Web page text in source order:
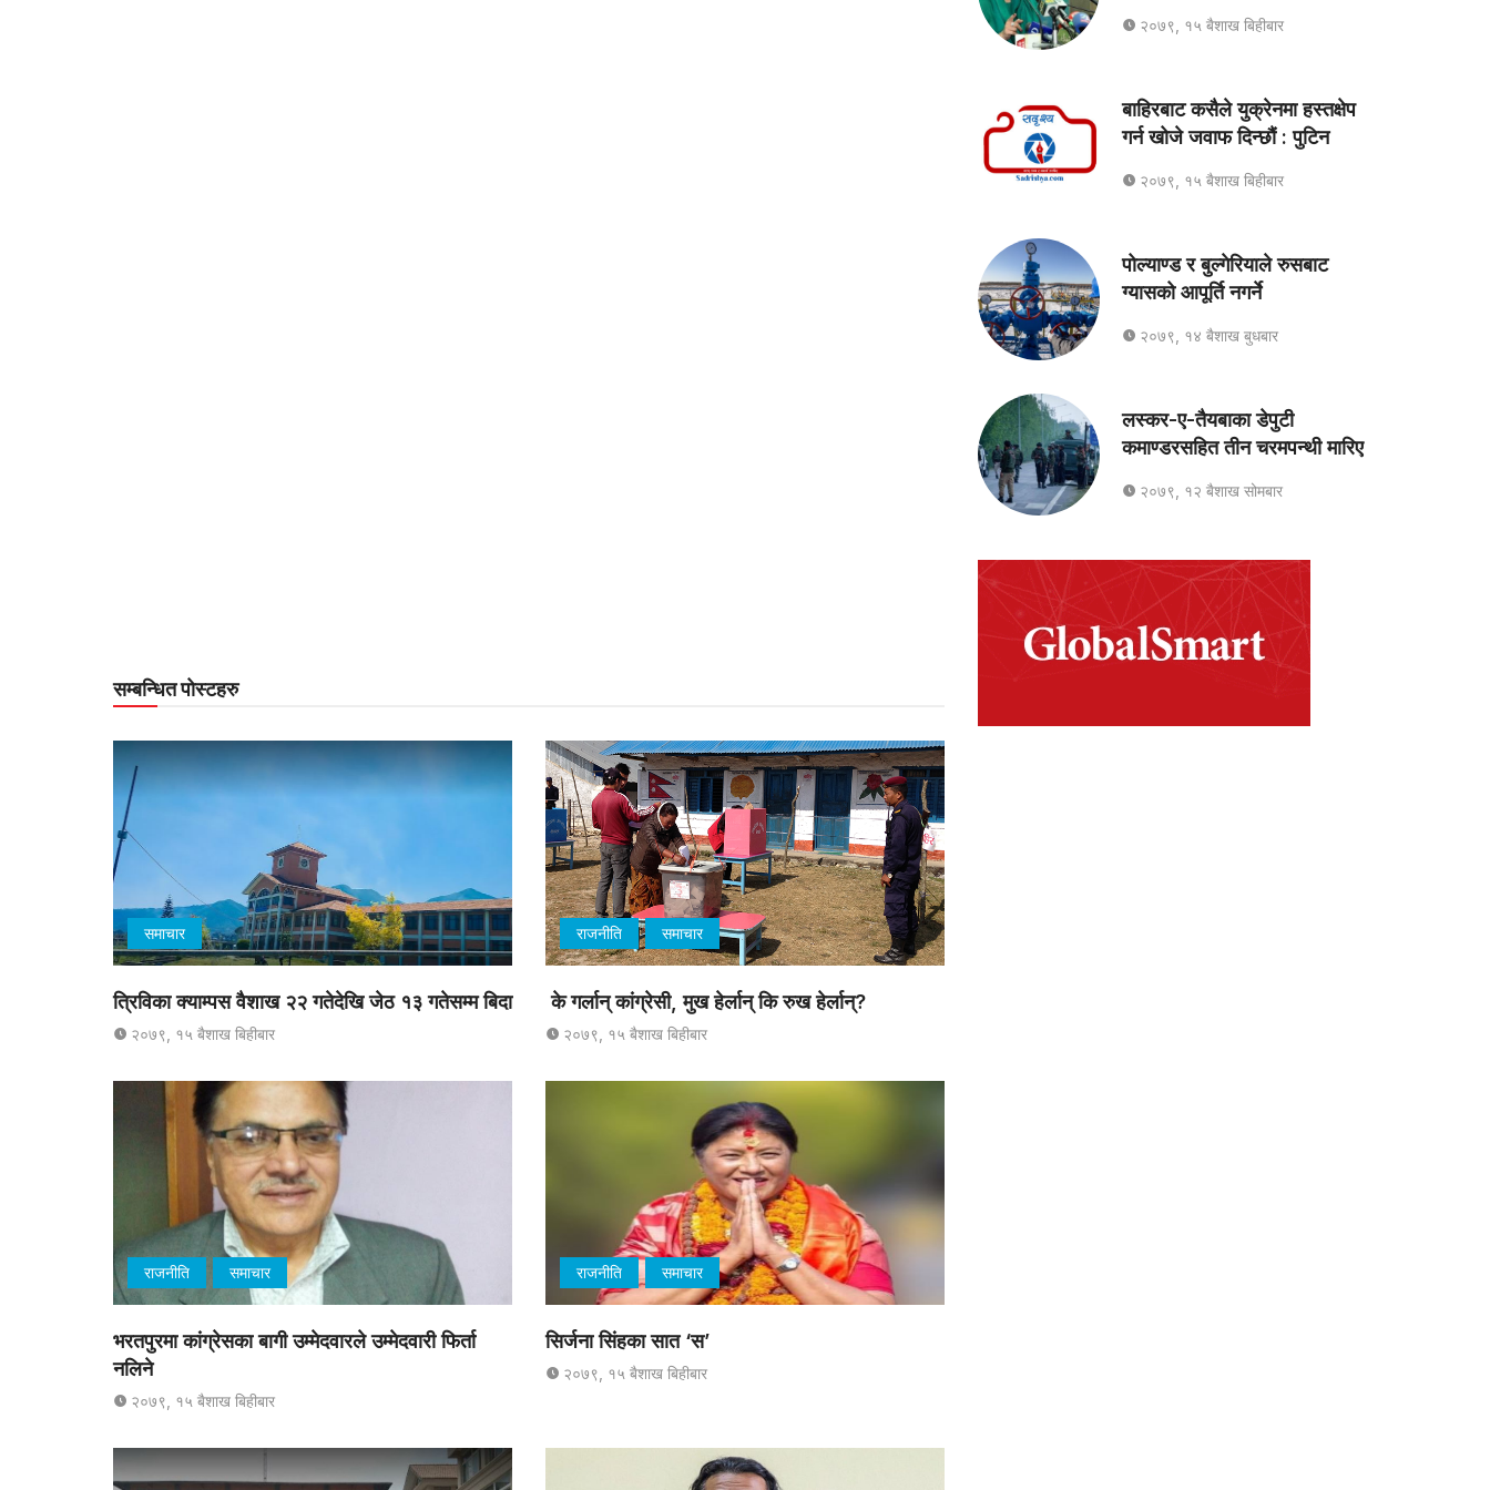
सम्बन्धित पोस्टहरु
समाचार
त्रिविका क्याम्पस वैशाख २२ गतेदेखि जेठ १३ गतेसम्म बिदा
२०७९, १५ बैशाख बिहीबार
राजनीति समाचार
के गर्लान् कांग्रेसी, मुख हेर्लान् कि रुख हेर्लान्?
२०७९, १५ बैशाख बिहीबार
राजनीति समाचार
भरतपुरमा कांग्रेसका बागी उम्मेदवारले उम्मेदवारी फिर्ता
नलिने
२०७९, १५ बैशाख बिहीबार
राजनीति समाचार
सिर्जना सिंहका सात ‘स’
२०७९, १५ बैशाख बिहीबार
२०७९, १५ बैशाख बिहीबार
बाहिरबाट कसैले युक्रेनमा हस्तक्षेप
गर्न खोजे जवाफ दिन्छौं : पुटिन
२०७९, १५ बैशाख बिहीबार
पोल्याण्ड र बुल्गेरियाले रुसबाट
ग्यासको आपूर्ति नगर्ने
२०७९, १४ बैशाख बुधबार
लस्कर-ए-तैयबाका डेपुटी
कमाण्डरसहित तीन चरमपन्थी मारिए
२०७९, १२ बैशाख सोमबार